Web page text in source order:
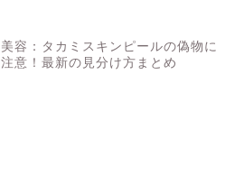
美容：タカミスキンピールの偽物に
注意！最新の見分け方まとめ